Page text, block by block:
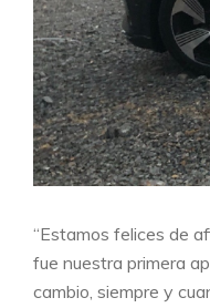
“Estamos felices de
fue nuestra primera
cambio, siempre y